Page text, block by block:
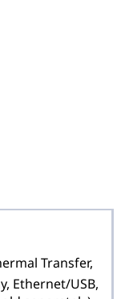
Transfer,
Ethernet/USB,